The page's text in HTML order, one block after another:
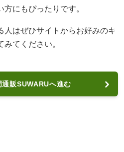
にもぴったりです。
人はぜひサイトからお好みのキ
てください。
販SUWARUへ進む